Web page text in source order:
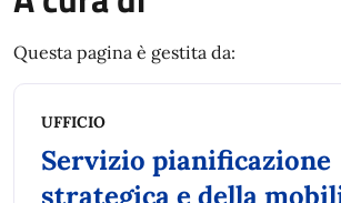
Questa pagina è gestita da:
UFFICIO
Servizio pianificazione
strategica e della